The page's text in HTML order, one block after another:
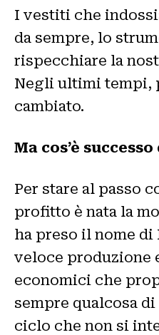
I vestiti che
da sempre, lo
rispecchiare la
Negli ultimi tempi,
cambiato.
Ma cos’è
Per stare al passo
profitto è nata la
ha preso il nome di
veloce produzione
economici che
sempre qualcosa
ciclo che non si